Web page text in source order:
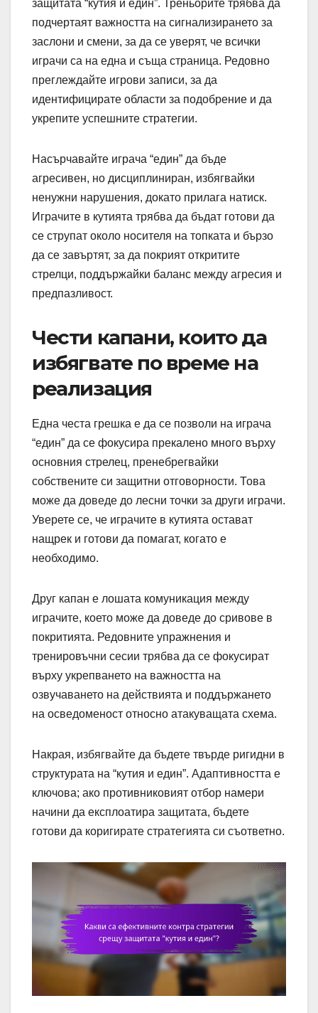
защитата “кутия и един”. Треньорите трябва да
подчертаят важността на сигнализирането за
заслони и смени, за да се уверят, че всички
играчи са на една и съща страница. Редовно
преглеждайте игрови записи, за да
идентифицирате области за подобрение и да
укрепите успешните стратегии.
Насърчавайте играча “един” да бъде
агресивен, но дисциплиниран, избягвайки
ненужни нарушения, докато прилага натиск.
Играчите в кутията трябва да бъдат готови да
се струпат около носителя на топката и бързо
да се завъртят, за да покрият откритите
стрелци, поддържайки баланс между агресия и
предпазливост.
Чести капани, които да
избягвате по време на
реализация
Една честа грешка е да се позволи на играча
“един” да се фокусира прекалено много върху
основния стрелец, пренебрегвайки
собствените си защитни отговорности. Това
може да доведе до лесни точки за други играчи.
Уверете се, че играчите в кутията остават
нащрек и готови да помагат, когато е
необходимо.
Друг капан е лошата комуникация между
играчите, което може да доведе до сривове в
покритията. Редовните упражнения и
тренировъчни сесии трябва да се фокусират
върху укрепването на важността на
озвучаването на действията и поддържането
на осведоменост относно атакуващата схема.
Накрая, избягвайте да бъдете твърде ригидни в
структурата на “кутия и един”. Адаптивността е
ключова; ако противниковият отбор намери
начини да експлоатира защитата, бъдете
готови да коригирате стратегията си съответно.